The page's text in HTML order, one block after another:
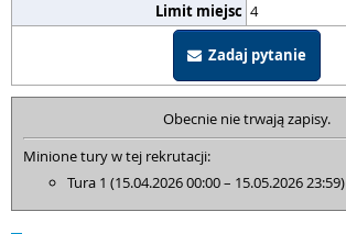
Limit miejsc 4
Zadaj pytanie
Obecnie nie trwają zapisy.
Minione tury w tej rekrutacji:
Tura 1 (15.04.2026 00:00 – 15.05.2026 23:59)